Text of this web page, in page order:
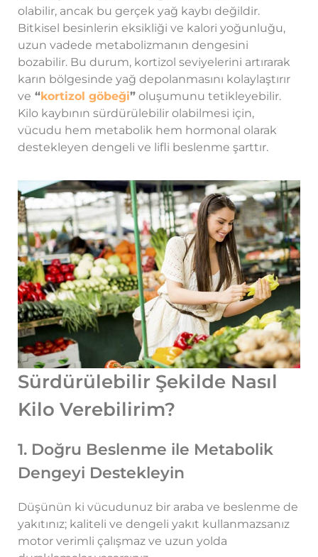
olabilir, ancak bu gerçek yağ kaybı değildir.
Bitkisel besinlerin eksikliği ve kalori yoğunluğu,
uzun vadede metabolizmanın dengesini
bozabilir. Bu durum, kortizol seviyelerini artırarak
karın bölgesinde yağ depolanmasını kolaylaştırır
ve “kortizol göbeği” oluşumunu tetikleyebilir.
Kilo kaybının sürdürülebilir olabilmesi için,
vücudu hem metabolik hem hormonal olarak
destekleyen dengeli ve lifli beslenme şarttır.
Sürdürülebilir Şekilde Nasıl
Kilo Verebilirim?
1. Doğru Beslenme ile Metabolik
Dengeyi Destekleyin
Düşünün ki vücudunuz bir araba ve beslenme de
yakıtınız; kaliteli ve dengeli yakıt kullanmazsanız
motor verimli çalışmaz ve uzun yolda